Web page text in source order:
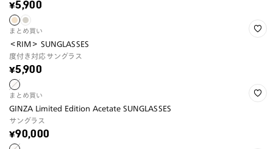
¥5,900
まとめ買い
＜RIM＞ SUNGLASSES
度付き対応サングラス
¥5,900
まとめ買い
GINZA Limited Edition Acetate SUNGLASSES
サングラス
¥90,000